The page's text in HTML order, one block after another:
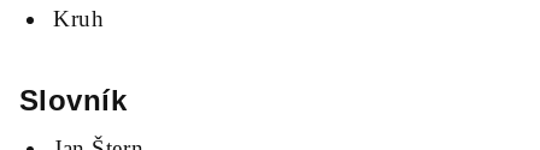
Kruh
Slovník